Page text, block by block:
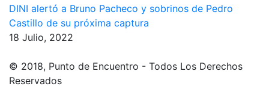
DINI alertó a Bruno Pacheco y sobrinos de Pedro
Castillo de su próxima captura
18 Julio, 2022
© 2018, Punto de Encuentro - Todos Los Derechos
Reservados